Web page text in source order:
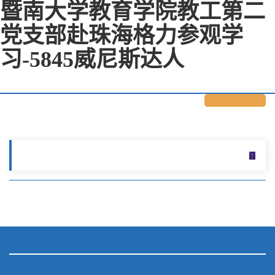
暨南大学教育学院教工第二
党支部赴珠海格力参观学
习-5845威尼斯达人